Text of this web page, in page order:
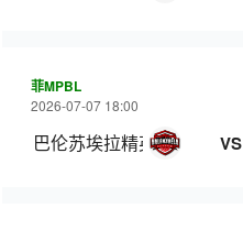
菲MPBL
2026-07-07 18:00
巴伦苏埃拉精英 VS